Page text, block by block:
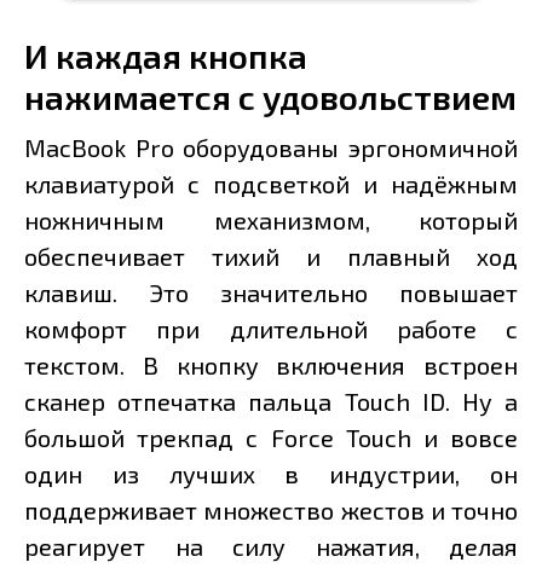
И каждая кнопка
нажимается с удовольствием
MacBook Pro оборудованы эргономичной
клавиатурой с подсветкой и надёжным
ножничным механизмом, который
обеспечивает тихий и плавный ход
клавиш. Это значительно повышает
комфорт при длительной работе с
текстом. В кнопку включения встроен
сканер отпечатка пальца Touch ID. Ну а
большой трекпад с Force Touch и вовсе
один из лучших в индустрии, он
поддерживает множество жестов и точно
реагирует на силу нажатия, делая